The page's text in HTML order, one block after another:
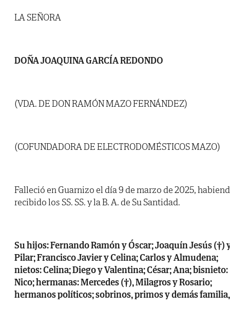
LA SEÑORA
DOÑA JOAQUINA GARCÍA REDONDO
(VDA. DE DON RAMÓN MAZO FERNÁNDEZ)
(COFUNDADORA DE ELECTRODOMÉSTICOS MAZO)
Falleció en Guarnizo el día 9 de marzo de 2025,
recibido los SS. SS. y la B. A. de Su Santidad.
Su hijos: Fernando Ramón y Óscar; Joaquín Jesús (†)
Pilar; Francisco Javier y Celina; Carlos y Almudena;
nietos: Celina; Diego y Valentina; César; Ana; bisnieto:
Nico; hermanas: Mercedes (†), Milagros y Rosario;
hermanos políticos; sobrinos, primos y demás familia,